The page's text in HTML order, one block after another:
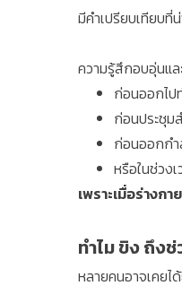
มีคำเปรียบเทียบที่
ความรู้สึกอบอุ่นแ
ก่อนออกไป
ก่อนประชุ
ก่อนออกก
หรือในช่วง
เพราะเมื่อร่างก
ทำไม ขิง ถึง
หลายคนอาจเคยไ